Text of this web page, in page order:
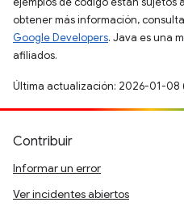
obtener más información,
Google Developers. Java es una
afiliados.
Última actualización: 2026-01-08
Contribuir
Informar un error
Ver incidentes abiertos